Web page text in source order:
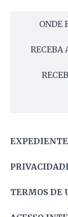
ONDE
RECEBA
EXPEDIENTE
TERMOS DE